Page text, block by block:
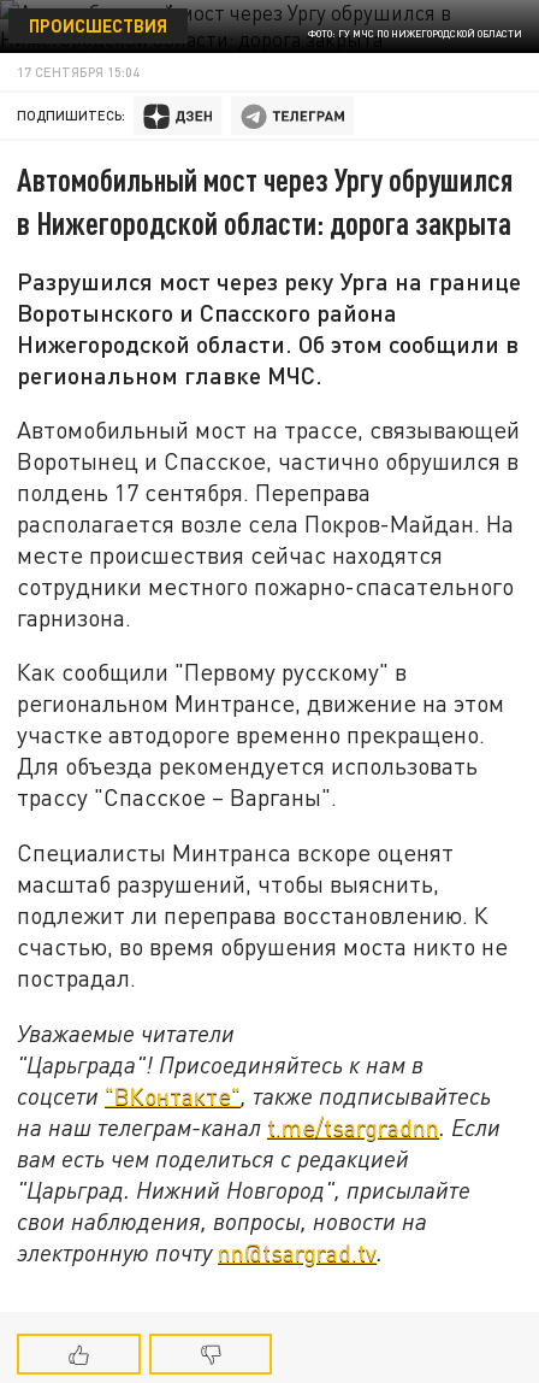
ФОТО: ГУ МЧС ПО НИЖЕГОРОДСКОЙ ОБЛАСТИ
ПРОИСШЕСТВИЯ
17 СЕНТЯБРЯ 15:04
ПОДПИШИТЕСЬ:
Автомобильный мост через Ургу обрушился
в Нижегородской области: дорога закрыта
Разрушился мост через реку Урга на границе
Воротынского и Спасского района
Нижегородской области. Об этом сообщили в
региональном главке МЧС.
Автомобильный мост на трассе, связывающей
Воротынец и Спасское, частично обрушился в
полдень 17 сентября. Переправа
располагается возле села Покров-Майдан. На
месте происшествия сейчас находятся
сотрудники местного пожарно-спасательного
гарнизона.
Как сообщили "Первому русскому" в
региональном Минтрансе, движение на этом
участке автодороге временно прекращено.
Для объезда рекомендуется использовать
трассу "Спасское – Варганы".
Специалисты Минтранса вскоре оценят
масштаб разрушений, чтобы выяснить,
подлежит ли переправа восстановлению. К
счастью, во время обрушения моста никто не
пострадал.
Уважаемые читатели
"Царьграда"! Присоединяйтесь к нам в
соцсети "ВКонтакте", также подписывайтесь
на наш телеграм-канал t.me/tsargradnn. Если
вам есть чем поделиться с редакцией
"Царьград. Нижний Новгород", присылайте
свои наблюдения, вопросы, новости на
электронную почту nn@tsargrad.tv.